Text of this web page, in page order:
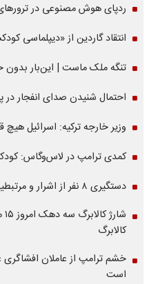
ردپای هوش مصنوعی در ترورهای
انتقاد گاردین از «دیپلماسی
تنگه ملک ماست | این‌بار بدون
احتمال شنیدن صدای انفجار
وزیر خارجه ترکیه: اسرائیل
کمدی ترامپ در لاس‌وگاس:
دستگیری ۸ نفر از اشرار و مرتبطین گروهک های تروریستی
کالابرگ
خشم ترامپ از عاملان افشاگری‌
است